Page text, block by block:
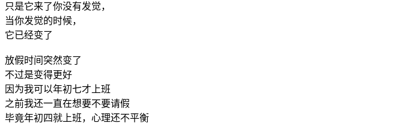
只是它来了你没有发觉，
当你发觉的时候，
它已经变了
放假时间突然变了
不过是变得更好
因为我可以年初七才上班
之前我还一直在想要不要请假
毕竟年初四就上班，心理还不平衡